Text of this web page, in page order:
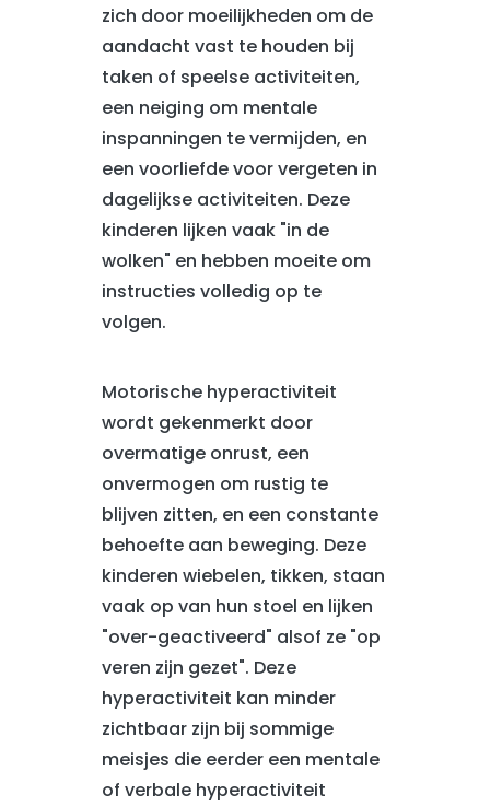
zich door moeilijkheden om de
aandacht vast te houden bij
taken of speelse activiteiten,
een neiging om mentale
inspanningen te vermijden, en
een voorliefde voor vergeten in
dagelijkse activiteiten. Deze
kinderen lijken vaak "in de
wolken" en hebben moeite om
instructies volledig op te
volgen.
Motorische hyperactiviteit
wordt gekenmerkt door
overmatige onrust, een
onvermogen om rustig te
blijven zitten, en een constante
behoefte aan beweging. Deze
kinderen wiebelen, tikken, staan
vaak op van hun stoel en lijken
"over-geactiveerd" alsof ze "op
veren zijn gezet". Deze
hyperactiviteit kan minder
zichtbaar zijn bij sommige
meisjes die eerder een mentale
of verbale hyperactiviteit